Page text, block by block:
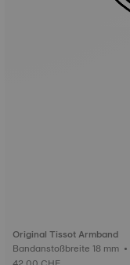
Original Tissot Armband